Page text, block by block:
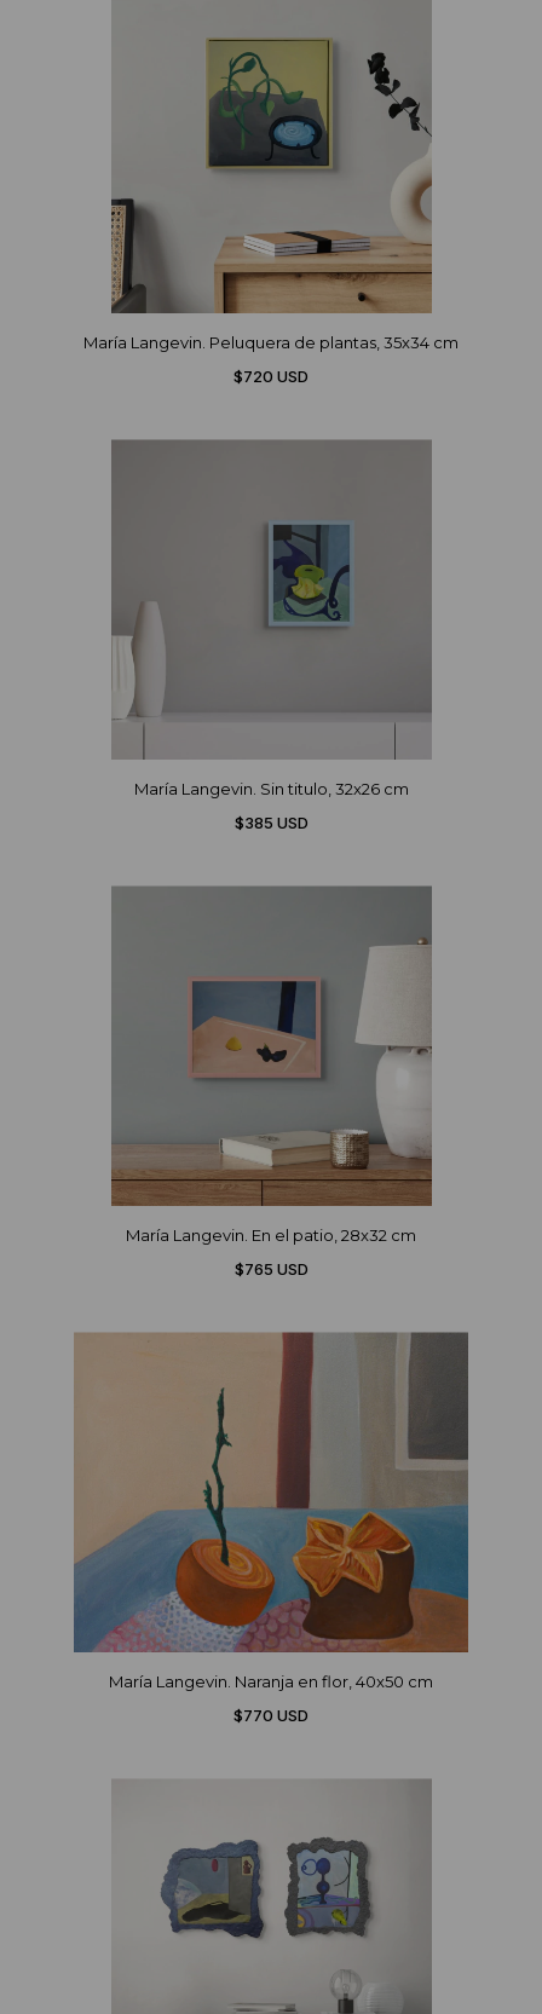
María Langevin. Peluquera de plantas, 35x34 cm
$720 USD
María Langevin. Sin titulo, 32x26 cm
$385 USD
María Langevin. En el patio, 28x32 cm
$765 USD
María Langevin. Naranja en flor, 40x50 cm
$770 USD